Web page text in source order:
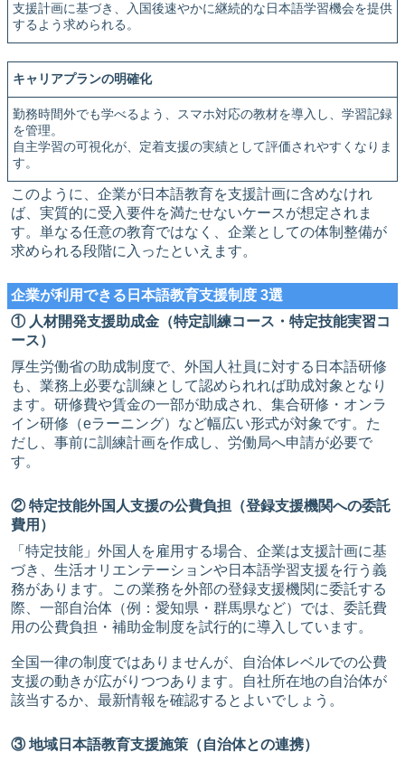
支援計画に基づき、入国後速やかに継続的な日本語学習機会を提供
するよう求められる。
キャリアプランの明確化
勤務時間外でも学べるよう、スマホ対応の教材を導入し、学習記録
を管理。
自主学習の可視化が、定着支援の実績として評価されやすくなりま
す。
このように、企業が日本語教育を支援計画に含めなけれ
ば、実質的に受入要件を満たせないケースが想定されま
す。単なる任意の教育ではなく、企業としての体制整備が
求められる段階に入ったといえます。
企業が利用できる日本語教育支援制度 3選
① 人材開発支援助成金（特定訓練コース・特定技能実習コ
ース）
厚生労働省の助成制度で、外国人社員に対する日本語研修
も、業務上必要な訓練として認められれば助成対象となり
ます。研修費や賃金の一部が助成され、集合研修・オンラ
イン研修（eラーニング）など幅広い形式が対象です。た
だし、事前に訓練計画を作成し、労働局へ申請が必要で
す。
② 特定技能外国人支援の公費負担（登録支援機関への委託
費用）
「特定技能」外国人を雇用する場合、企業は支援計画に基
づき、生活オリエンテーションや日本語学習支援を行う義
務があります。この業務を外部の登録支援機関に委託する
際、一部自治体（例：愛知県・群馬県など）では、委託費
用の公費負担・補助金制度を試行的に導入しています。
全国一律の制度ではありませんが、自治体レベルでの公費
支援の動きが広がりつつあります。自社所在地の自治体が
該当するか、最新情報を確認するとよいでしょう。
③ 地域日本語教育支援施策（自治体との連携）